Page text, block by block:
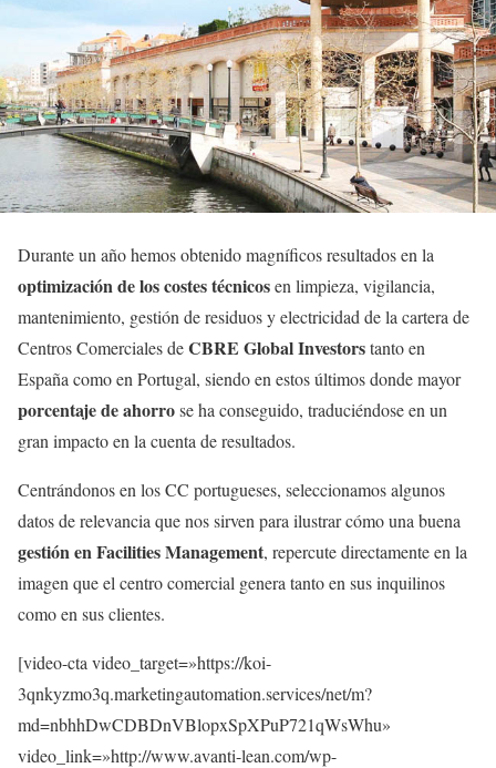
Durante un año hemos obtenido magníficos resultados en la
optimización de los costes técnicosen limpieza, vigilancia,
mantenimiento, gestión de residuos y electricidad de la cartera de
Centros Comerciales deCBRE Global Investorstanto en
España como en Portugal, siendo en estos últimos donde mayor
porcentaje de ahorrose ha conseguido, traduciéndose en un
gran impacto en la cuenta de resultados.
Centrándonos en los CC portugueses, seleccionamos algunos
datos de relevancia que nos sirven para ilustrar cómo una buena
gestión en Facilities Management, repercute directamente en la
imagen que el centro comercial genera tanto en sus inquilinos
como en sus clientes.
[video-cta video_target=»https://koi-
3qnkyzmo3q.marketingautomation.services/net/m?
md=nbhhDwCDBDnVBlopxSpXPuP721qWsWhu»
video_link=»http://www.avanti-lean.com/wp-